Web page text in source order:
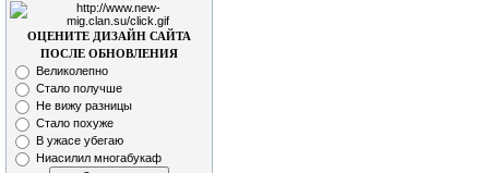
ОЦЕНИТЕ ДИЗАЙН САЙТА
ПОСЛЕ ОБНОВЛЕНИЯ
Великолепно
Стало получше
Не вижу разницы
Стало похуже
В ужасе убегаю
Ниасилил многабукаф